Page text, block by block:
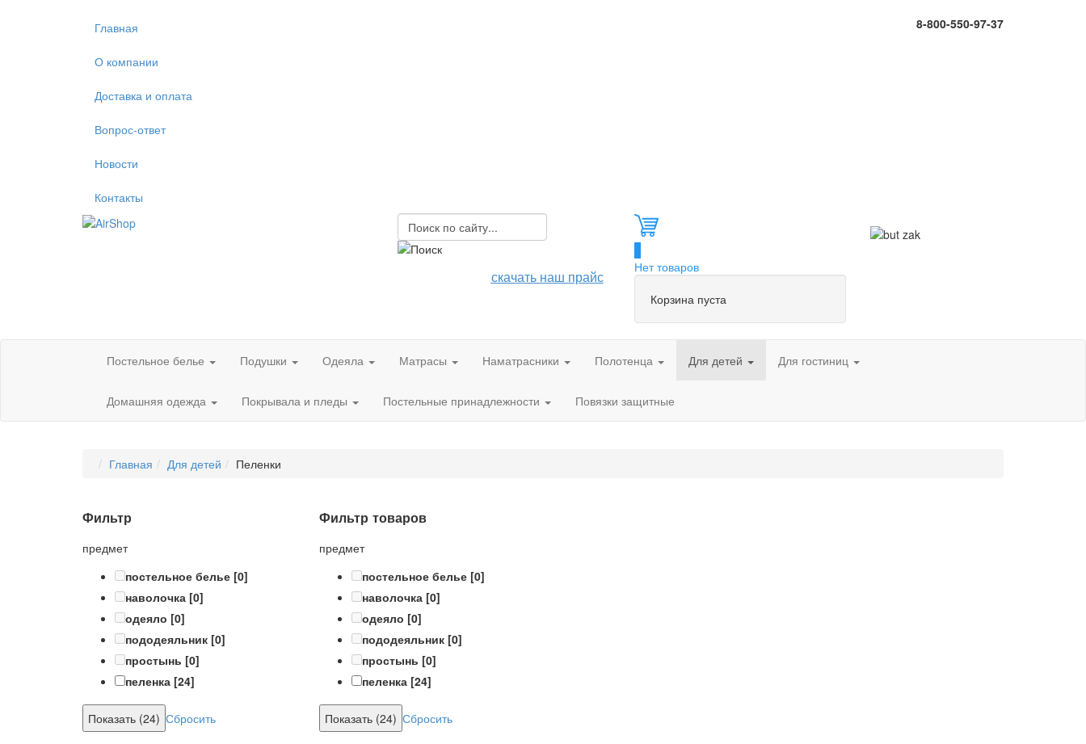
Главная
О компании
Доставка и оплата
Вопрос-ответ
Новости
Контакты
8-800-550-97-37
скачать наш прайс
Нет товаров
Корзина пуста
Постельное белье Подушки Одеяла Матрасы Наматрасники Полотенца Для детей Для гостиниц
Домашняя одежда Покрывала и пледы Постельные принадлежности Повязки защитные
Главная Для детей Пеленки
Фильтр товаров
предмет
постельное белье[0]
наволочка[0]
одеяло [0]
пододеяльник[0]
простынь [0]
пеленка[24]
Сбросить
Фильтр
предмет
постельное белье [0]
наволочка [0]
одеяло [0]
пододеяльник [0]
простынь [0]
пеленка [24]
Сбросить